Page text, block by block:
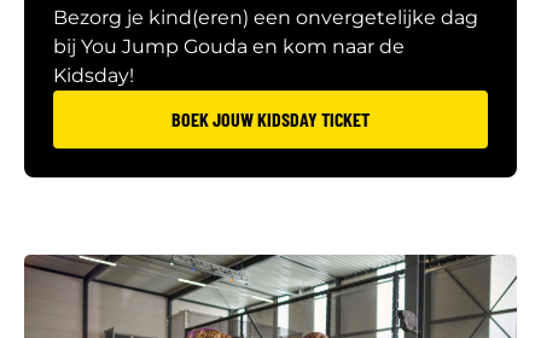
Bezorg je kind(eren) een onvergetelijke dag
bij You Jump Gouda en kom naar de
Kidsday!
BOEK JOUW KIDSDAY TICKET